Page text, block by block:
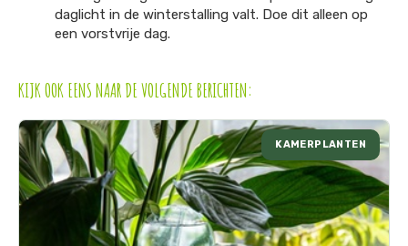
daglicht in de winterstalling valt. Doe dit alleen op
een vorstvrije dag.
KIJK OOK EENS NAAR DE VOLGENDE BERICHTEN:
KAMERPLANTEN